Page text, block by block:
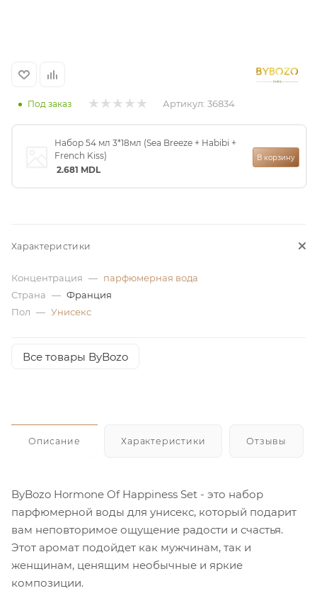
сертификат
Под заказ Артикул: 36834
Набор 54 мл 3*18мл (Sea Breeze + Habibi +
French Kiss)
2.681 MDL
В корзину
Характеристики
Концентрация — парфюмерная вода
Страна — Франция
Пол — Унисекс
Все товары ByBozo
Описание Характеристики Отзывы
ByBozo Hormone Of Happiness Set - это набор
парфюмерной воды для унисекс, который подарит
вам неповторимое ощущение радости и счастья.
Этот аромат подойдет как мужчинам, так и
женщинам, ценящим необычные и яркие
композиции.